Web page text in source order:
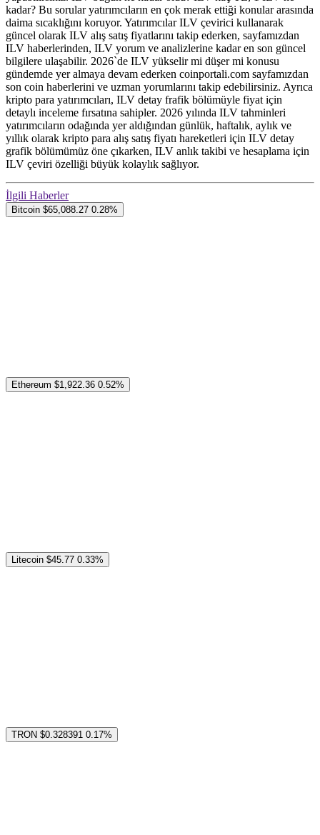
kadar? Bu sorular yatırımcıların en çok merak ettiği konular arasında
daima sıcaklığını koruyor. Yatırımcılar ILV çevirici kullanarak
güncel olarak ILV alış satış fiyatlarını takip ederken, sayfamızdan
ILV haberlerinden, ILV yorum ve analizlerine kadar en son güncel
bilgilere ulaşabilir. 2026`de ILV yükselir mi düşer mi konusu
gündemde yer almaya devam ederken coinportali.com sayfamızdan
son coin haberlerini ve uzman yorumlarını takip edebilirsiniz. Ayrıca
kripto para yatırımcıları, ILV detay frafik bölümüyle fiyat için
detaylı inceleme fırsatına sahipler. 2026 yılında ILV tahminleri
yatırımcıların odağında yer aldığından günlük, haftalık, aylık ve
yıllık olarak kripto para alış satış fiyatı hareketleri için ILV detay
grafik bölümümüz öne çıkarken, ILV anlık takibi ve hesaplama için
ILV çeviri özelliği büyük kolaylık sağlıyor.
İlgili Haberler
Bitcoin $65,088.27 0.28%
Ethereum $1,922.36 0.52%
Litecoin $45.77 0.33%
TRON $0.328391 0.17%